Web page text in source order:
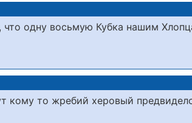
что одну восьмую Кубка нашим
кому то жребий херовый